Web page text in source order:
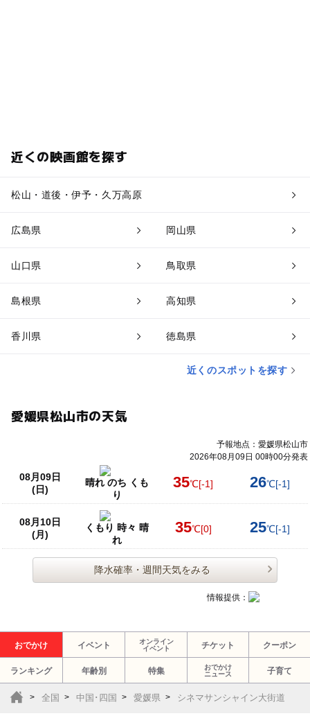
近くの映画館を探す
松山・道後・伊予・久万高原
広島県 岡山県
山口県 鳥取県
島根県 高知県
香川県 徳島県
近くのスポットを探す
愛媛県松山市の天気
予報地点：愛媛県松山市
2026年08月09日 00時00分発表
08月09日
(日)
晴れ のち くも
り
35℃[-1] 26℃[-1]
08月10日
(月)
くもり 時々 晴
れ
35℃[0] 25℃[-1]
降水確率・週間天気をみる
情報提供：
おでかけ イベント
オンライン
イベント
チケット クーポン
ランキング 年齢別 特集
おでかけ
ニュース
子育て
全国 中国･四国 愛媛県 シネマサンシャイン大街道